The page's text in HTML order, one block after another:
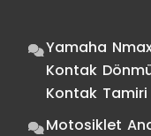
Yamaha
Kontak
Kontak Tamiri
Motosiklet